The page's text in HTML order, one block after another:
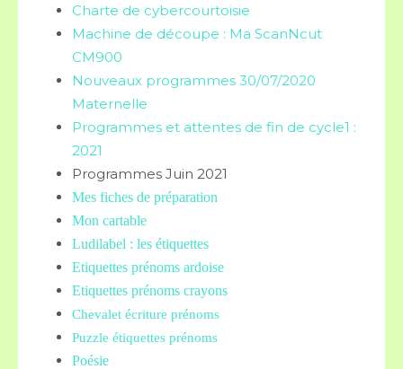
Charte de cybercourtoisie
Machine de découpe : Ma ScanNcut
CM900
Nouveaux programmes 30/07/2020
Maternelle
Programmes et attentes de fin de cycle1 :
2021
Programmes Juin 2021
Mes fiches de préparation
Mon cartable
Ludilabel : les étiquettes
Etiquettes prénoms ardoise
Etiquettes prénoms crayons
Chevalet écriture prénoms
Puzzle étiquettes prénoms
Poésie